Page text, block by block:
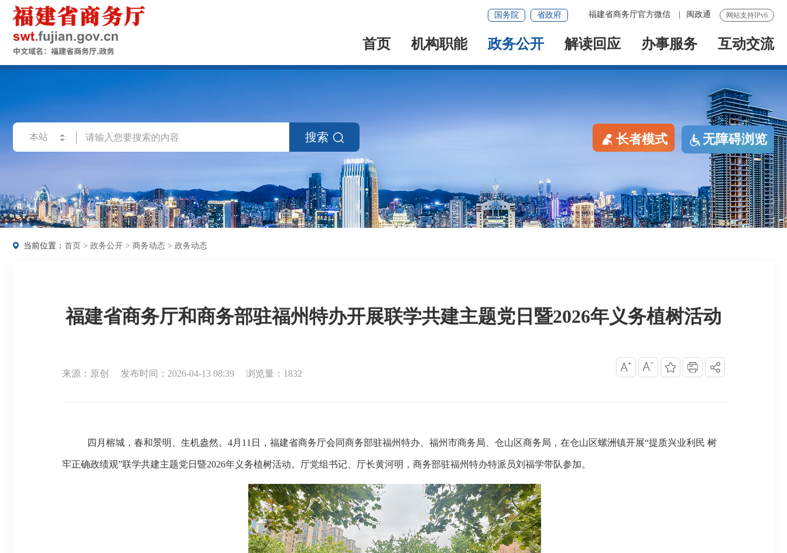
网站支持IPv6
福建省商务厅官方微信 闽政通
国务院 省政府
首页 机构职能 政务公开 解读回应 办事服务 互动交流
搜索 长者模式 无障碍浏览
当前位置： 首页 > 政务公开 > 商务动态 > 政务动态
福建省商务厅和商务部驻福州特办开展联学共建主题党日暨2026年义务植树活动
来源：原创 发布时间：2026-04-13 08:39 浏览量：1832
四月榕城，春和景明、生机盎然。 4月11日，福建省商务厅会同商务部驻福州特办、福州市商务局、仓山区商务局，在仓山区螺洲镇开展“提质兴业利民 树
牢正确政绩观”联学共建主题党日暨2026年义务植树活动。厅党组书记、厅长黄河明，商务部驻福州特办特派员刘福学带队参加。